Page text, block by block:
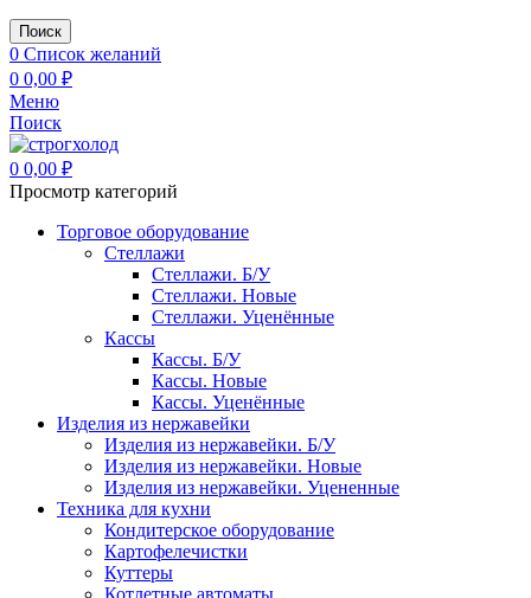
Поиск
0 Список желаний
0 0,00 ₽
Меню
Поиск
0 0,00 ₽
Просмотр категорий
Торговое оборудование
Стеллажи
Стеллажи. Б/У
Стеллажи. Новые
Стеллажи. Уценённые
Кассы
Кассы. Б/У
Кассы. Новые
Кассы. Уценённые
Изделия из нержавейки
Изделия из нержавейки. Б/У
Изделия из нержавейки. Новые
Изделия из нержавейки. Уцененные
Техника для кухни
Кондитерское оборудование
Картофелечистки
Куттеры
Котлетные автоматы